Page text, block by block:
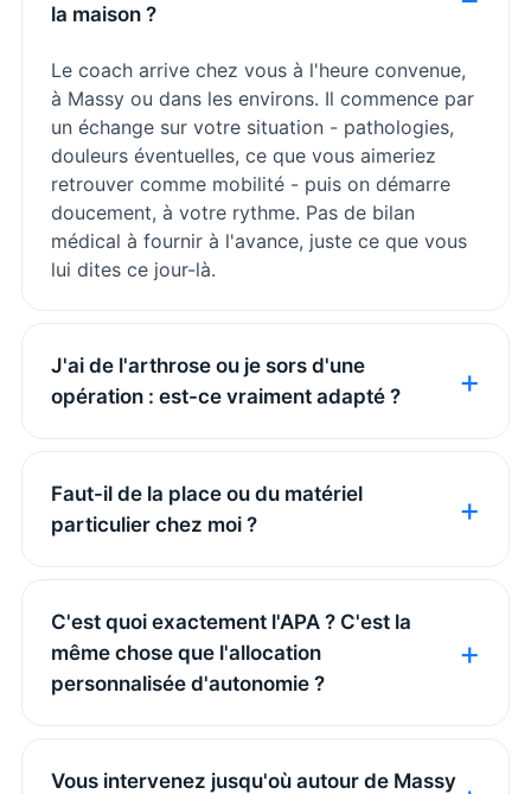
la maison ?
Le coach arrive chez vous à l'heure convenue,
à Massy ou dans les environs. Il commence par
un échange sur votre situation - pathologies,
douleurs éventuelles, ce que vous aimeriez
retrouver comme mobilité - puis on démarre
doucement, à votre rythme. Pas de bilan
médical à fournir à l'avance, juste ce que vous
lui dites ce jour-là.
J'ai de l'arthrose ou je sors d'une
opération : est-ce vraiment adapté ?
Faut-il de la place ou du matériel
particulier chez moi ?
C'est quoi exactement l'APA ? C'est la
même chose que l'allocation
personnalisée d'autonomie ?
Vous intervenez jusqu'où autour de Massy